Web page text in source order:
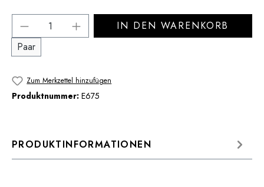
Produkt Anzahl: Gib den gewünschten
Paar
IN DEN WARENKORB
Zum Merkzettel hinzufügen
Produktnummer: E675
PRODUKTINFORMATIONEN